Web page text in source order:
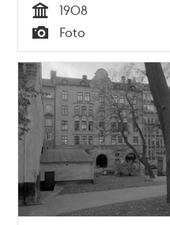
Tid
1908
Typ
Foto